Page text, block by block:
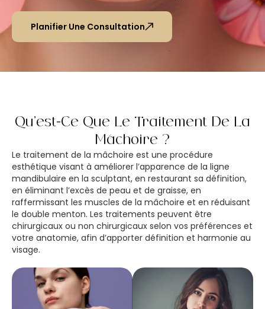
Planifier Une Consultation
Qu’est-Ce Que Le Traitement De La
Mâchoire ?
Le traitement de la mâchoire est une procédure
esthétique visant à améliorer l’apparence de la ligne
mandibulaire en la sculptant, en restaurant sa définition,
en éliminant l’excès de peau et de graisse, en
raffermissant les muscles de la mâchoire et en réduisant
le double menton. Les traitements peuvent être
chirurgicaux ou non chirurgicaux selon vos préférences et
votre anatomie, afin d’apporter définition et harmonie au
visage.